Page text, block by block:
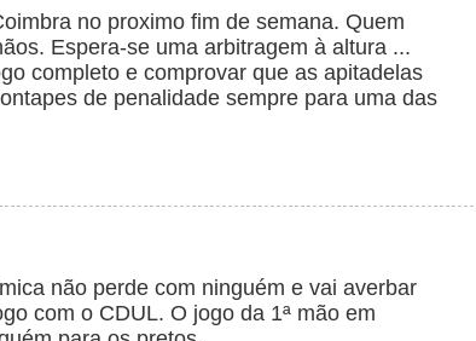
no proximo fim de semana. Quem
Espera-se uma arbitragem à altura ...
completo e comprovar que as apitadelas
de penalidade sempre para uma das
não perde com ninguém e vai averbar
com o CDUL. O jogo da 1ª mão em